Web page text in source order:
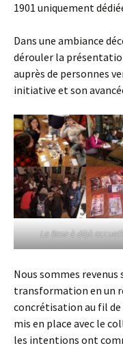
1901 uniquement
Dans une ambiance
dérouler la
auprès de personnes
initiative et son
La Base à déjà
Nous sommes revenus
transformation en un
concrétisation au fil de
mis en place avec le
les intentions ont